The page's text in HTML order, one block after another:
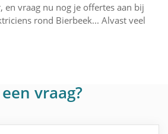
en vraag nu nog je offertes aan bij
rond Bierbeek... Alvast veel
vraag?